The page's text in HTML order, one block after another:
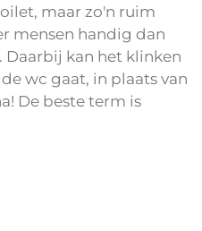
maar zo'n ruim
mensen handig dan
kan het klinken
wc gaat, in plaats van
De beste term is